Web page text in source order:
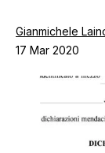
Gianmichele
17 Mar 2020